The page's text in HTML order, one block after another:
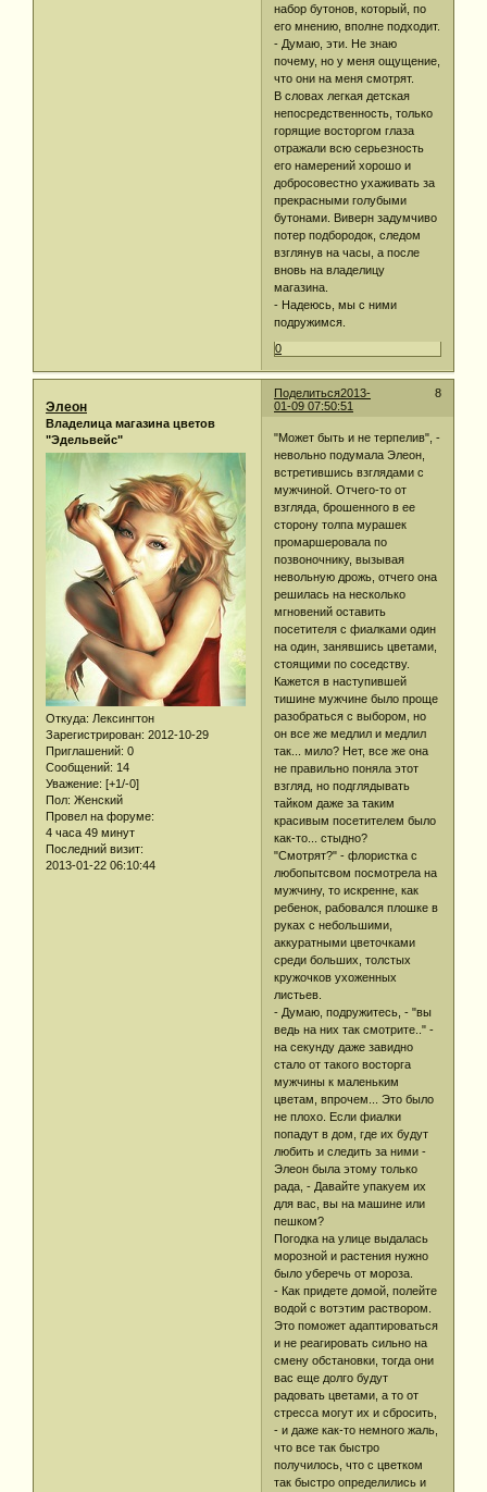
набор бутонов, который, по
его мнению, вполне подходит.
- Думаю, эти. Не знаю
почему, но у меня ощущение,
что они на меня смотрят.
В словах легкая детская
непосредственность, только
горящие восторгом глаза
отражали всю серьезность
его намерений хорошо и
добросовестно ухаживать за
прекрасными голубыми
бутонами. Виверн задумчиво
потер подбородок, следом
взглянув на часы, а после
вновь на владелицу
магазина.
- Надеюсь, мы с ними
подружимся.
0
Поделиться 8
2013-
01-09 07:50:51
Элеон
Владелица магазина цветов
"Эдельвейс"
Откуда: Лексингтон
Зарегистрирован: 2012-10-29
Приглашений: 0
Сообщений: 14
Уважение: [+1/-0]
Пол: Женский
Провел на форуме:
4 часа 49 минут
Последний визит:
2013-01-22 06:10:44
"Может быть и не терпелив", -
невольно подумала Элеон,
встретившись взглядами с
мужчиной. Отчего-то от
взгляда, брошенного в ее
сторону толпа мурашек
промаршеровала по
позвоночнику, вызывая
невольную дрожь, отчего она
решилась на несколько
мгновений оставить
посетителя с фиалками один
на один, занявшись цветами,
стоящими по соседству.
Кажется в наступившей
тишине мужчине было проще
разобраться с выбором, но
он все же медлил и медлил
так... мило? Нет, все же она
не правильно поняла этот
взгляд, но подглядывать
тайком даже за таким
красивым посетителем было
как-то... стыдно?
"Смотрят?" - флористка с
любопытсвом посмотрела на
мужчину, то искренне, как
ребенок, рабовался плошке в
руках с небольшими,
аккуратными цветочками
среди больших, толстых
кружочков ухоженных
листьев.
- Думаю, подружитесь, - "вы
ведь на них так смотрите.." -
на секунду даже завидно
стало от такого восторга
мужчины к маленьким
цветам, впрочем... Это было
не плохо. Если фиалки
попадут в дом, где их будут
любить и следить за ними -
Элеон была этому только
рада, - Давайте упакуем их
для вас, вы на машине или
пешком?
Погодка на улице выдалась
морозной и растения нужно
было уберечь от мороза.
- Как придете домой, полейте
водой с вотэтим раствором.
Это поможет адаптироваться
и не реагировать сильно на
смену обстановки, тогда они
вас еще долго будут
радовать цветами, а то от
стресса могут их и сбросить,
- и даже как-то немного жаль,
что все так быстро
получилось, что с цветком
так быстро определились и